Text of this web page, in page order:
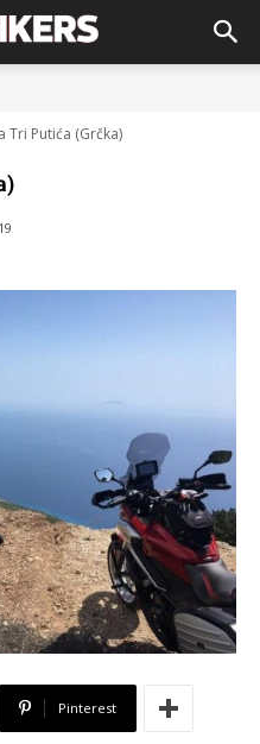
Tri Putića (Grčka)
Pinterest